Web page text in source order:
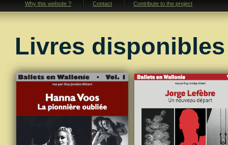
Why this website ? Contact Contribute to the project
Livres disponibles